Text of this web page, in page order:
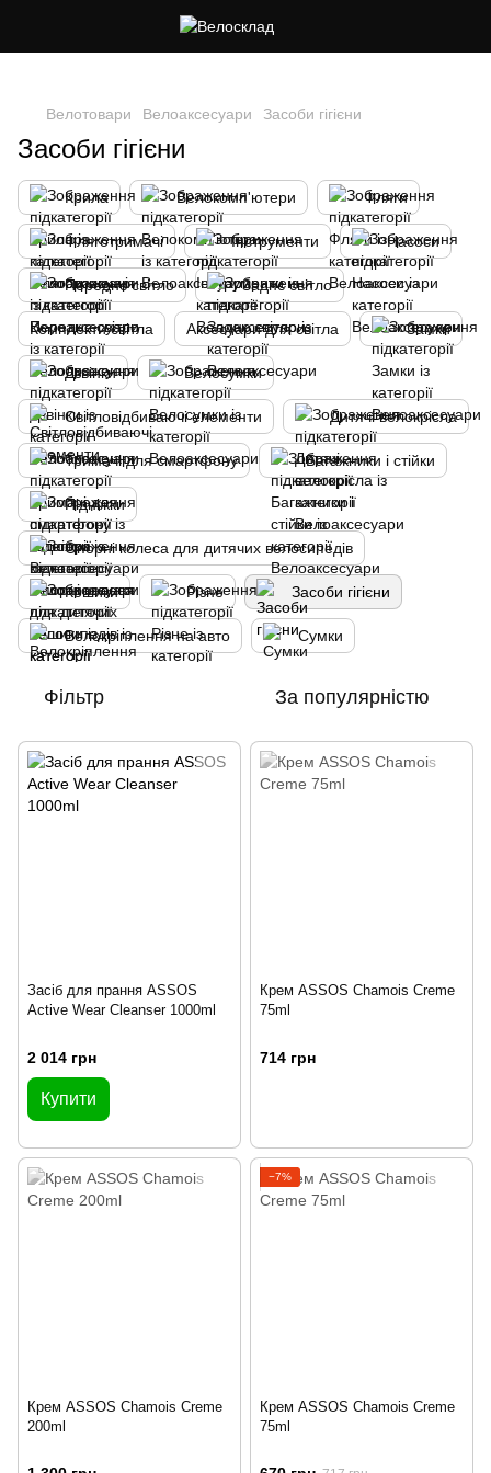
Велотовари Велоаксесуари Засоби гігієни
Засоби гігієни
Крила Велокомп'ютери Фляги
Фляготримачі Інструменти Насоси
Переднє світло Заднє світло
Комплекти світла Аксесуари для світла Замки
Дзвінки Велосумки
Світловідбиваючі елементи Дитячі велокрісла
Тримачі для смартфону Багажники і стійки
Підніжки
Опорні колеса для дитячих велосипедів
Кошики Різне Засоби гігієни
Велокріплення на авто Сумки
Фільтр За популярністю
Засіб для прання ASSOS
Active Wear Cleanser 1000ml
2 014 грн
Купити
Крем ASSOS Chamois Creme
75ml
714 грн
Крем ASSOS Chamois Creme
200ml
−7%
Крем ASSOS Chamois Creme
75ml